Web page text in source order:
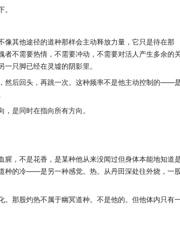
其他途径的道种那样会主动释放力量，它只是待在那
不需要热情，不需要冲动，不需要对活人产生多余的
只脚已经在灵墟的阴影里。
然后回头，再跳一次。这种频率不是他主动控制的——
是同时在指向所有方向。
，不是花香，是某种他从来没闻过但身体本能地知道
种的冷——是另一种感觉。热。从丹田深处往外烧，一
那股灼热不属于幽冥道种。不是他的。但他体内只有